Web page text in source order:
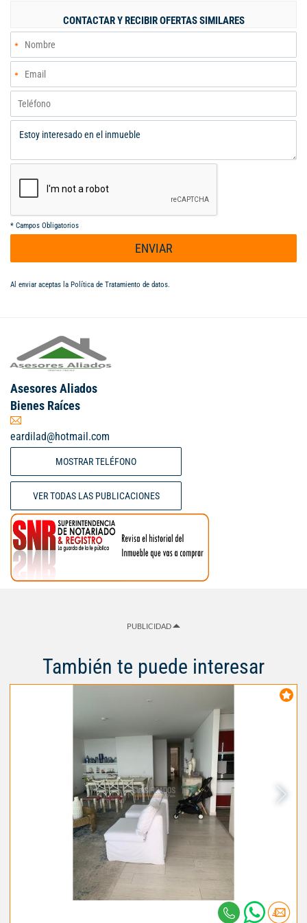
CONTACTAR Y RECIBIR OFERTAS SIMILARES
* Campos Obligatorios
ENVIAR
Al enviar aceptas la Política de Tratamiento de datos.
Asesores Aliados
Bienes Raíces
eardilad@hotmail.com
MOSTRAR TELÉFONO
VER TODAS LAS PUBLICACIONES
PUBLICIDAD
También te puede interesar